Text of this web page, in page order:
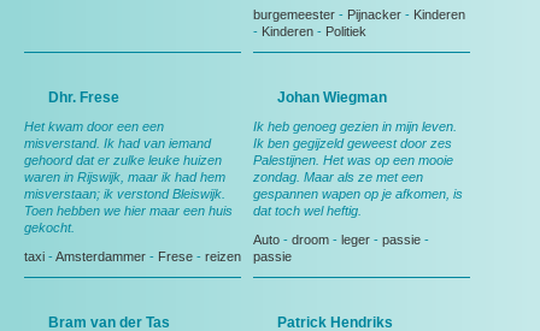
burgemeester - Pijnacker - Kinderen
- Kinderen - Politiek
Dhr. Frese
Het kwam door een een
misverstand. Ik had van iemand
gehoord dat er zulke leuke huizen
waren in Rijswijk, maar ik had hem
misverstaan; ik verstond Bleiswijk.
Toen hebben we hier maar een huis
gekocht.
taxi - Amsterdammer - Frese - reizen
Johan Wiegman
Ik heb genoeg gezien in mijn leven.
Ik ben gegijzeld geweest door zes
Palestijnen. Het was op een mooie
zondag. Maar als ze met een
gespannen wapen op je afkomen, is
dat toch wel heftig.
Auto - droom - leger - passie -
passie
Bram van der Tas Patrick Hendriks